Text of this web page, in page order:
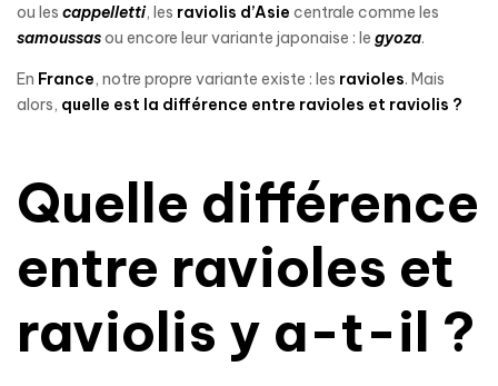
ou les cappelletti, les raviolis d’Asie centrale comme les
samoussasou encore leur variante japonaise : le gyoza.
En France, notre propre variante existe : les ravioles. Mais
alors, quelle est la différence entre ravioles et raviolis ?
Quelle différence
entre ravioles et
raviolis y a-t-il ?